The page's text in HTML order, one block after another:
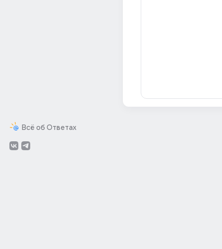
Всё об Ответах